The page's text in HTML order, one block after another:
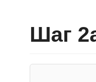
Шаг